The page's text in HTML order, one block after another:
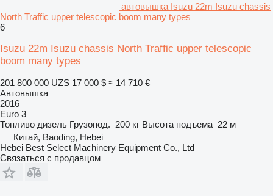
автовышка Isuzu 22m Isuzu chassis
North Traffic upper telescopic boom many types
6
Isuzu 22m Isuzu chassis North Traffic upper telescopic
boom many types
201 800 000 UZS 17 000 $ ≈ 14 710 €
Автовышка
2016
Euro 3
Топливо дизель Грузопод. 200 кг Высота подъема 22 м
Китай, Baoding, Hebei
Hebei Best Select Machinery Equipment Co., Ltd
Связаться с продавцом